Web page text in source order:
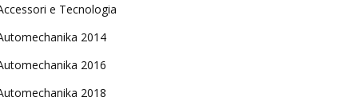
e Tecnologia
2014
2016
2018